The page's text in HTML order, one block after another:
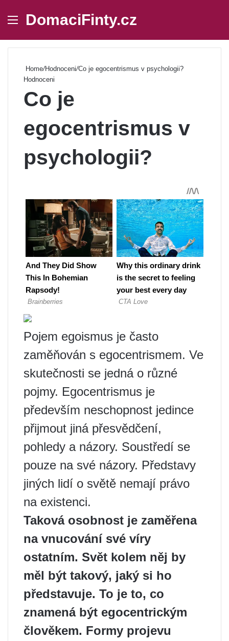
Menu
DomaciFinty.cz
Home/Hodnoceni/Co je egocentrismus v psychologii?
Hodnoceni
Co je
egocentrismus v
psychologii?
Pojem egoismus je často
zaměňován s egocentrismem. Ve
skutečnosti se jedná o různé
pojmy. Egocentrismus je
především neschopnost jedince
přijmout jiná přesvědčení,
pohledy a názory. Soustředí se
pouze na své názory. Představy
jiných lidí o světě nemají právo
na existenci.
Taková osobnost je zaměřena
na vnucování své víry
ostatním. Svět kolem něj by
měl být takový, jaký si ho
představuje. To je to, co
znamená být egocentrickým
člověkem. Formy projevu